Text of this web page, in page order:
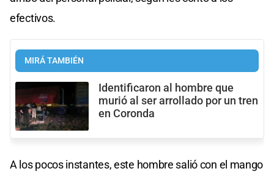
efectivos.
MIRÁ TAMBIÉN
Identificaron al hombre que
murió al ser arrollado por un tren
en Coronda
A los pocos instantes, este hombre salió con el mango